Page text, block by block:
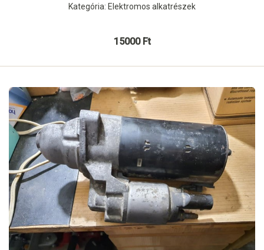
Kategória: Elektromos alkatrészek
15000 Ft